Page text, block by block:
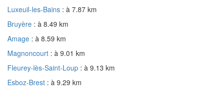
Luxeuil-les-Bains : à 7.87 km
Bruyère : à 8.49 km
Amage : à 8.59 km
Magnoncourt : à 9.01 km
Fleurey-lès-Saint-Loup : à 9.13 km
Esboz-Brest : à 9.29 km